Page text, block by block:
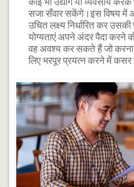
सजा सँवार सकेंगे।इस विषय में
उचित लक्ष्य निर्धारित कर
योग्यताएं अपने अंदर पैदा करने
वह अवश्य कर सकते हैं जो
लिए भरपूर प्रयत्न करने में कसर